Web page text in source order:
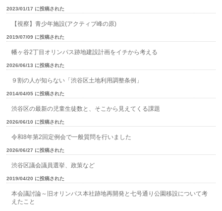
2023/01/17 に投稿された
【視察】青少年施設(アクティブ峰の原)
2019/07/09 に投稿された
幡ヶ谷2丁目オリンパス跡地建設計画をイチから考える
2026/06/13 に投稿された
９割の人が知らない「渋谷区土地利用調整条例」
2014/04/05 に投稿された
渋谷区の最新の児童生徒数と、そこから見えてくる課題
2026/06/10 に投稿された
令和8年第2回定例会で一般質問を行いました
2026/06/27 に投稿された
渋谷区議会議員選挙、政策など
2019/04/20 に投稿された
本会議討論～旧オリンパス本社跡地再開発と七号通り公園移設について考
えたこと